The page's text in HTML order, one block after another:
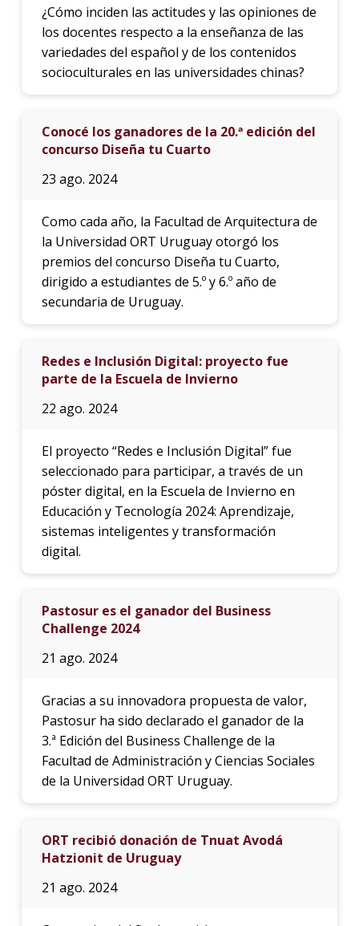
¿Cómo inciden las actitudes y las opiniones de
los docentes respecto a la enseñanza de las
variedades del español y de los contenidos
socioculturales en las universidades chinas?
Conocé los ganadores de la 20.ª edición del
concurso Diseña tu Cuarto
23 ago. 2024
Como cada año, la Facultad de Arquitectura de
la Universidad ORT Uruguay otorgó los
premios del concurso Diseña tu Cuarto,
dirigido a estudiantes de 5.º y 6.º año de
secundaria de Uruguay.
Redes e Inclusión Digital: proyecto fue
parte de la Escuela de Invierno
22 ago. 2024
El proyecto “Redes e Inclusión Digital” fue
seleccionado para participar, a través de un
póster digital, en la Escuela de Invierno en
Educación y Tecnología 2024: Aprendizaje,
sistemas inteligentes y transformación
digital.
Pastosur es el ganador del Business
Challenge 2024
21 ago. 2024
Gracias a su innovadora propuesta de valor,
Pastosur ha sido declarado el ganador de la
3.ª Edición del Business Challenge de la
Facultad de Administración y Ciencias Sociales
de la Universidad ORT Uruguay.
ORT recibió donación de Tnuat Avodá
Hatzionit de Uruguay
21 ago. 2024